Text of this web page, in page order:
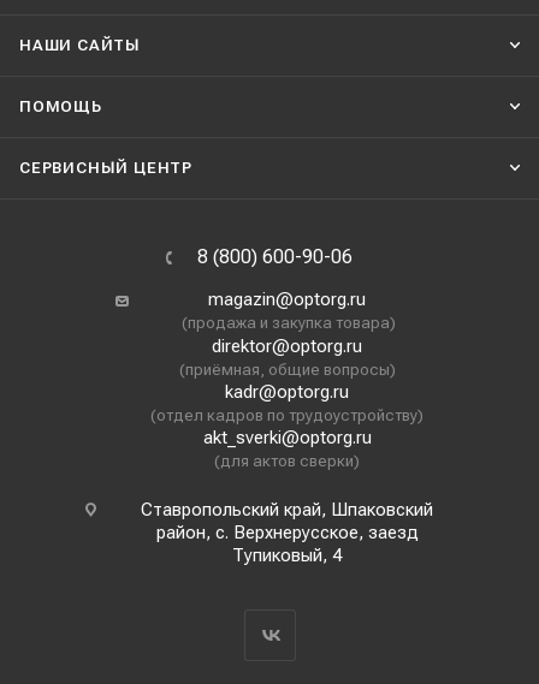
НАШИ CАЙТЫ
ПОМОЩЬ
СЕРВИСНЫЙ ЦЕНТР
8 (800) 600-90-06
magazin@optorg.ru
(продажа и закупка товара)
direktor@optorg.ru
(приёмная, общие вопросы)
kadr@optorg.ru
(отдел кадров по трудоустройству)
akt_sverki@optorg.ru
(для актов сверки)
Ставропольский край, Шпаковский
район, с. Верхнерусское, заезд
Тупиковый, 4